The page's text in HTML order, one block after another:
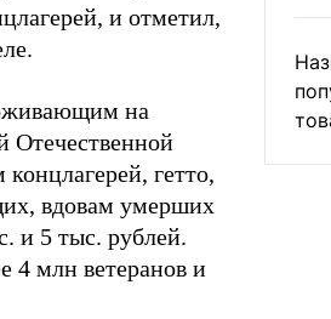
и отметил,
на
Отечественной
гетто,
вдовам умерших
и 5 тыс. рублей.
4 млн ветеранов и